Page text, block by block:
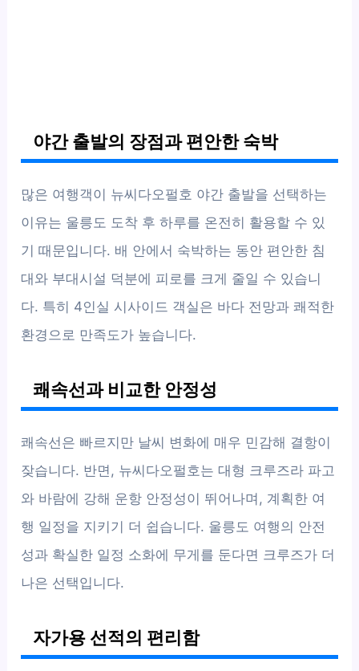
야간 출발의 장점과 편안한 숙박
많은 여행객이 뉴씨다오펄호 야간 출발을 선택하는
이유는 울릉도 도착 후 하루를 온전히 활용할 수 있
기 때문입니다. 배 안에서 숙박하는 동안 편안한 침
대와 부대시설 덕분에 피로를 크게 줄일 수 있습니
다. 특히 4인실 시사이드 객실은 바다 전망과 쾌적한
환경으로 만족도가 높습니다.
쾌속선과 비교한 안정성
쾌속선은 빠르지만 날씨 변화에 매우 민감해 결항이
잦습니다. 반면, 뉴씨다오펄호는 대형 크루즈라 파고
와 바람에 강해 운항 안정성이 뛰어나며, 계획한 여
행 일정을 지키기 더 쉽습니다. 울릉도 여행의 안전
성과 확실한 일정 소화에 무게를 둔다면 크루즈가 더
나은 선택입니다.
자가용 선적의 편리함